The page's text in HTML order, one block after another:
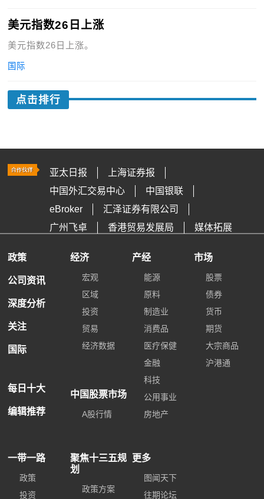
美元指数26日上涨
美元指数26日上涨。
国际
点击排行
亚太日报
上海证券报
中国外汇交易中心
中国银联
eBroker
汇泽证券有限公司
广州飞卓
香港贸易发展局 媒体拓展
政策
公司资讯
深度分析
关注
国际
每日十大
编辑推荐
经济
宏观
区域
投资
贸易
经济数据
中国股票市场
A股行情
产经
能源
原料
制造业
消费品
医疗保健
金融
科技
公用事业
房地产
市场
股票
债券
货币
期货
大宗商品
沪港通
一带一路
政策
投资
聚焦十三五规
划
政策方案
更多
图闻天下
往期论坛